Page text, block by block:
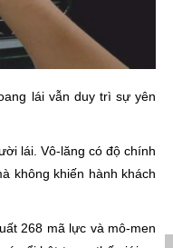
lái vẫn duy trì sự yên
lái. Vô-lăng có độ chính
không khiến hành khách
268 mã lực và mô-men